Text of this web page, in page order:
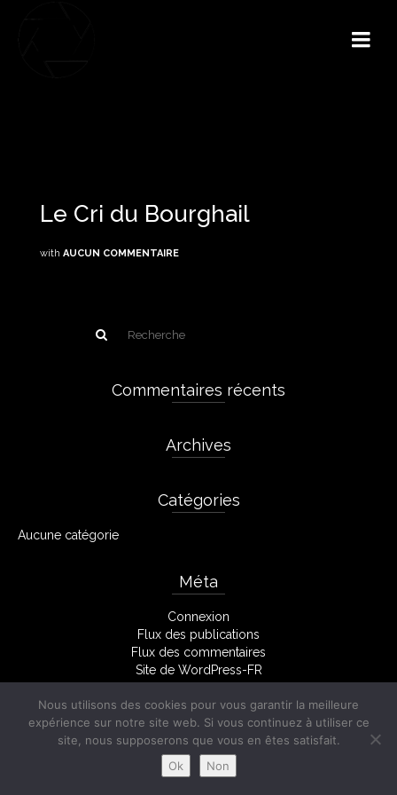
Le Cri du Bourghail
with AUCUN COMMENTAIRE
Commentaires récents
Archives
Catégories
Aucune catégorie
Méta
Connexion
Flux des publications
Flux des commentaires
Site de WordPress-FR
Facebook
Nous utilisons des cookies pour vous garantir la meilleure
expérience sur notre site web. Si vous continuez à utiliser ce
site, nous supposerons que vous en êtes satisfait.
Ok
Non